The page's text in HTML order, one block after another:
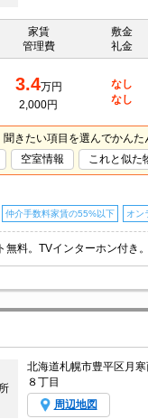
家賃
管理費
敷金
礼金
3.4万円
2,000円
なし
なし
聞きたい項目を選んでかんた
空室情報 これと似た
仲介手数料家賃の55%以下 オン
北海道札幌市豊平区月寒
８丁目
周辺地図